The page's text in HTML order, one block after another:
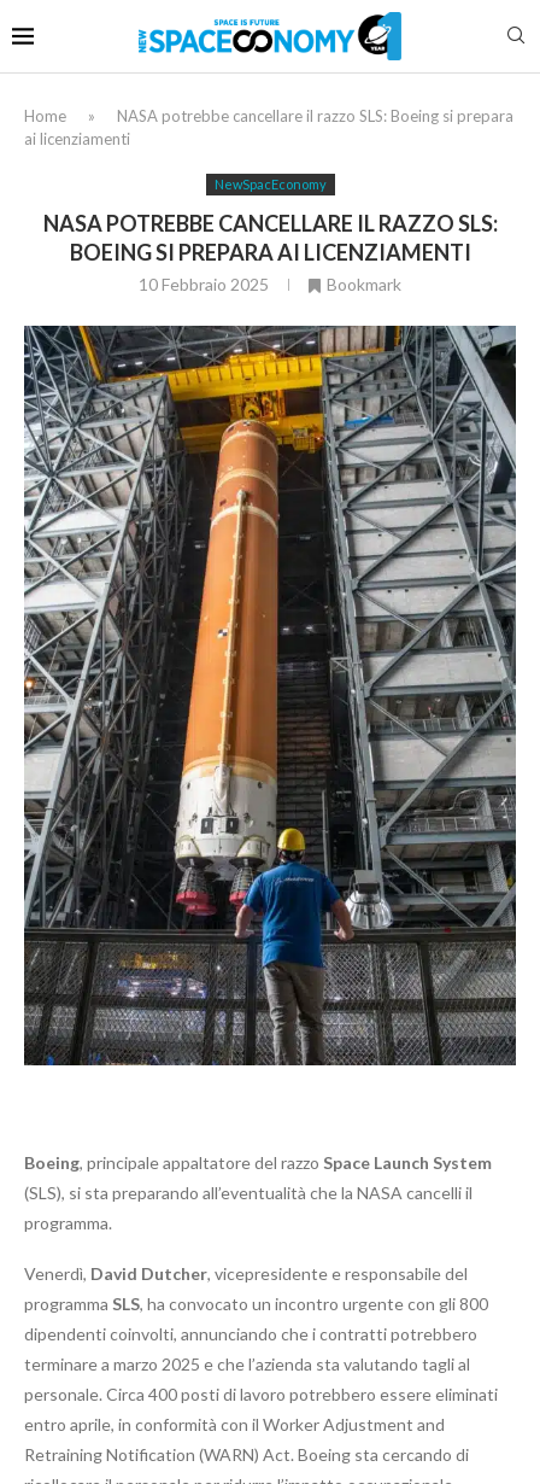
Home »
NASA potrebbe cancellare il razzo SLS: Boeing si prepara
ai licenziamenti
NewSpacEconomy
NASA POTREBBE CANCELLARE IL RAZZO SLS:
BOEING SI PREPARA AI LICENZIAMENTI
10 Febbraio 2025 Bookmark
Boeing, principale appaltatore del razzo Space Launch System
(SLS), si sta preparando all’eventualità che la NASA cancelli il
programma.
Venerdì, David Dutcher, vicepresidente e responsabile del
programma SLS, ha convocato un incontro urgente con gli 800
dipendenti coinvolti, annunciando che i contratti potrebbero
terminare a marzo 2025 e che l’azienda sta valutando tagli al
personale. Circa 400 posti di lavoro potrebbero essere eliminati
entro aprile, in conformità con il Worker Adjustment and
Retraining Notification (WARN) Act. Boeing sta cercando di